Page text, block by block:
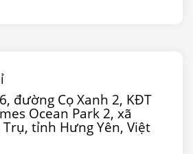
đường Cọ Xanh 2, KĐT
Ocean Park 2, xã
Trụ, tỉnh Hưng Yên, Việt